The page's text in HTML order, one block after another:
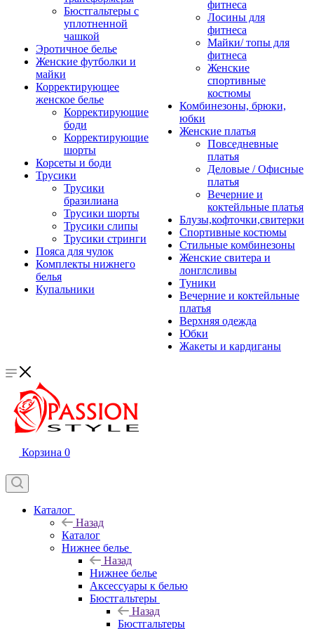
Бюстгальтеры с
уплотненной
чашкой
Эротичное белье
Женские футболки и
майки
Корректирующее
женское белье
Корректирующие
боди
Корректирующие
шорты
Корсеты и боди
Трусики
Трусики
бразилиана
Трусики шорты
Трусики слипы
Трусики стринги
Пояса для чулок
Комплекты нижнего
белья
Купальники
фитнеса
Лосины для
фитнеса
Майки/ топы для
фитнеса
Женские
спортивные
костюмы
Комбинезоны, брюки,
юбки
Женские платья
Повседневные
платья
Деловые / Офисные
платья
Вечерние и
коктейльные платья
Блузы,кофточки,свитерки
Спортивные костюмы
Стильные комбинезоны
Женские свитера и
лонглсливы
Туники
Вечерние и коктейльные
платья
Верхняя одежда
Юбки
Жакеты и кардиганы
Корзина 0
Каталог
Назад
Каталог
Нижнее белье
Назад
Нижнее белье
Аксессуары к белью
Бюстгальтеры
Назад
Бюстгальтеры